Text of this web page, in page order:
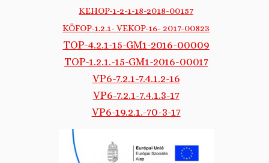
KEHOP-1-2-1-18-2018-00157
KÖFOP-1.2.1- VEKOP-16- 2017-00823
TOP-4.2.1-15-GM1-2016-00009
TOP-1.2.1.-15-GM1-2016-00017
VP6-7.2.1-7.4.1.2-16
VP6-7.2.1-7.4.1.3-17
VP6-19.2.1.-70-3-17